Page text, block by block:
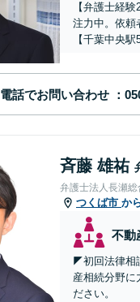
【弁護士経
注力中。依頼
【千葉中央駅
電話でお問い合わせ
斉藤 雄祐
弁護士法人長瀬
つくば市 か
不動
◤初回法律相
産相続分野に
ださい。